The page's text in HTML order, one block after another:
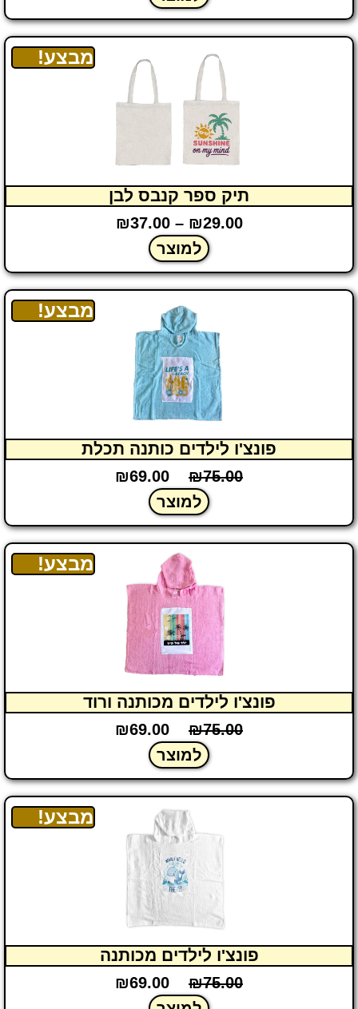
מבצע!
תיק ספר קנבס לבן
₪29.00
–
₪37.00
למוצר
מבצע!
פונצ'ו לילדים כותנה תכלת
₪75.00
₪69.00
למוצר
מבצע!
פונצ'ו לילדים מכותנה ורוד
₪75.00
₪69.00
למוצר
מבצע!
פונצ'ו לילדים מכותנה
₪75.00
₪69.00